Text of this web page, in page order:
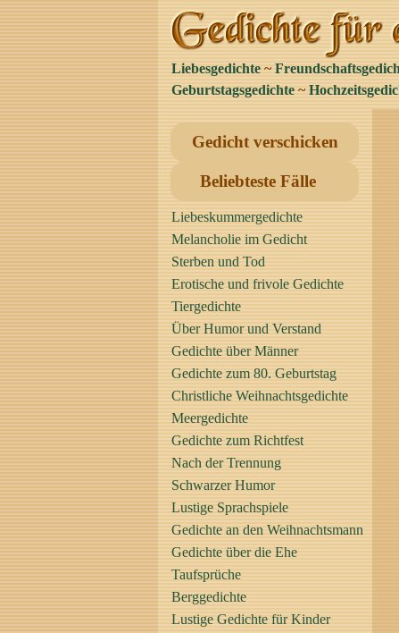
Liebesgedichte ~
Geburtstagsgedichte ~
Gedicht verschicken
Beliebteste Fälle
Liebeskummergedichte
Melancholie im Gedicht
Sterben und Tod
Erotische und frivole Gedichte
Tiergedichte
Über Humor und Verstand
Gedichte über Männer
Gedichte zum 80. Geburtstag
Christliche Weihnachtsgedichte
Meergedichte
Gedichte zum Richtfest
Nach der Trennung
Schwarzer Humor
Lustige Sprachspiele
Gedichte an den Weihnachtsmann
Gedichte über die Ehe
Taufsprüche
Berggedichte
Lustige Gedichte für Kinder